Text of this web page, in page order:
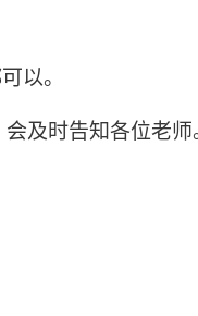
以。
及时告知各位老师